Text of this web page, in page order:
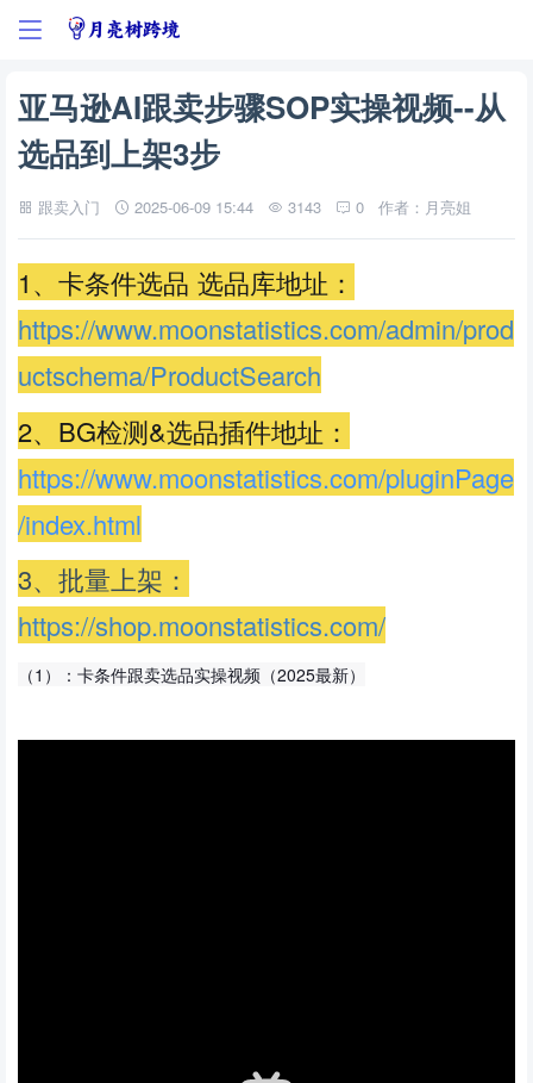
亚马逊AI跟卖步骤SOP实操视频--从
选品到上架3步
跟卖入门 2025-06-09 15:44 3143 0 作者：月亮姐
1、卡条件选品 选品库地址：
https://www.moonstatistics.com/admin/prod
uctschema/ProductSearch
2、BG检测&选品插件地址：
https://www.moonstatistics.com/pluginPage
/index.html
3、批量上架：
https://shop.moonstatistics.com/
（1）：卡条件跟卖选品实操视频（2025最新）